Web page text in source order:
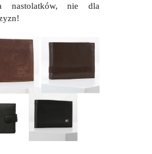
nastolatków, nie dla